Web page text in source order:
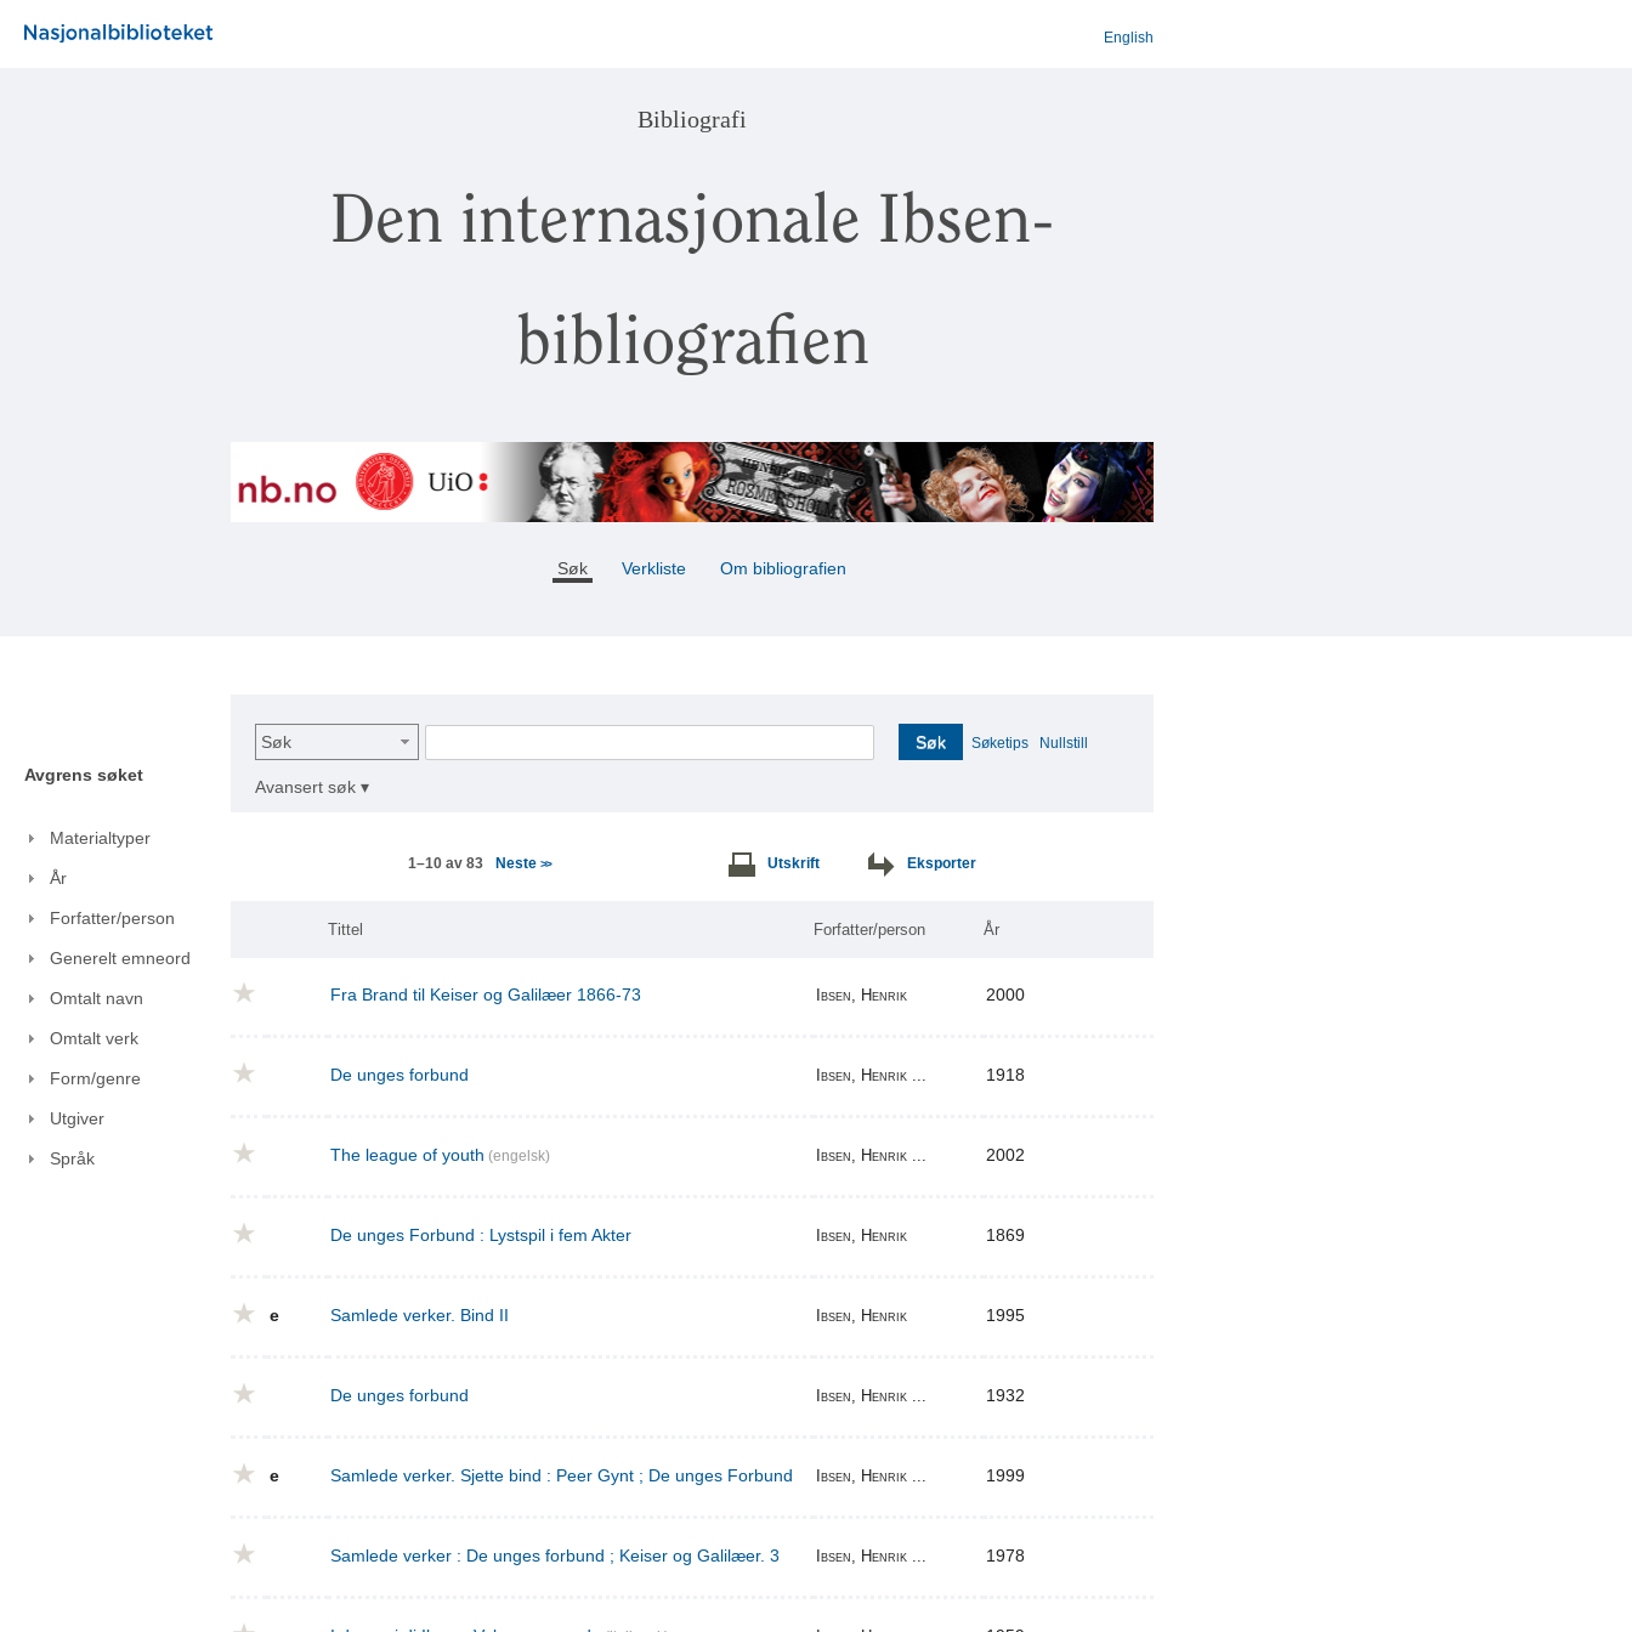
English
Bibliografi
Den internasjonale Ibsen-
bibliografien
Søk Verkliste Om bibliografien
Avgrens søket
Materialtyper
År
Forfatter/person
Generelt emneord
Omtalt navn
Omtalt verk
Form/genre
Utgiver
Språk
Søk Søk Søketips Nullstill
Avansert søk ▾
1–10 av 83 Neste>> Utskrift Eksporter
Tittel Forfatter/person År
Fra Brand til Keiser og Galilæer 1866-73 Ibsen, Henrik 2000
De unges forbund Ibsen, Henrik ... 1918
The league of youth (engelsk) Ibsen, Henrik ... 2002
De unges Forbund : Lystspil i fem Akter Ibsen, Henrik 1869
e Samlede verker. Bind II Ibsen, Henrik 1995
De unges forbund Ibsen, Henrik ... 1932
e Samlede verker. Sjette bind : Peer Gynt ; De unges Forbund Ibsen, Henrik ... 1999
Samlede verker : De unges forbund ; Keiser og Galilæer. 3 Ibsen, Henrik ... 1978